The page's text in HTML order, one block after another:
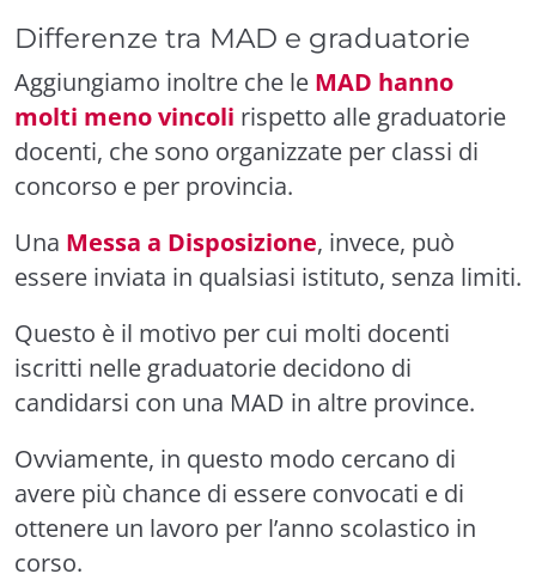
Differenze tra MAD e graduatorie
Aggiungiamo inoltre che le MAD hanno
molti meno vincoli rispetto alle graduatorie
docenti, che sono organizzate per classi di
concorso e per provincia.
Una Messa a Disposizione, invece, può
essere inviata in qualsiasi istituto, senza limiti.
Questo è il motivo per cui molti docenti
iscritti nelle graduatorie decidono di
candidarsi con una MAD in altre province.
Ovviamente, in questo modo cercano di
avere più chance di essere convocati e di
ottenere un lavoro per l’anno scolastico in
corso.